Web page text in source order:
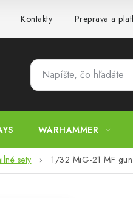
Kontakty Preprava a
WARHAMMER
sety 1/32 MiG-21 MF